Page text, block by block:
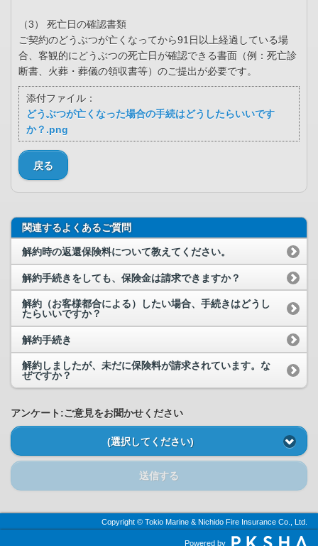
（3） 死亡日の確認書類
ご契約のどうぶつが亡くなってから91日以上経過している場
合、客観的にどうぶつの死亡日が確認できる書面（例：死亡診
断書、火葬・葬儀の領収書等）のご提出が必要です。
添付ファイル：
どうぶつが亡くなった場合の手続はどうしたらいいです
か？.png
戻る
関連するよくあるご質問
解約時の返還保険料について教えてください。
解約手続きをしても、保険金は請求できますか？
解約（お客様都合による）したい場合、手続きはどうし
たらいいですか？
解約手続き
解約しましたが、未だに保険料が請求されています。な
ぜですか？
アンケート:ご意見をお聞かせください
(選択してください)
送信する
Copyright © Tokio Marine & Nichido Fire Insurance Co., Ltd.
Powered by